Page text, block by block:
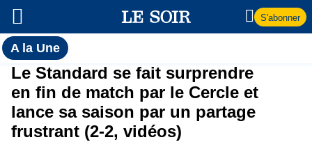
S'abonner
A la UneToutes
l'actualité
du Soir
A
la
Une
Le Standard se fait surprendre
en fin de match par le Cercle et
lance sa saison par un partage
frustrant (2-2, vidéos)